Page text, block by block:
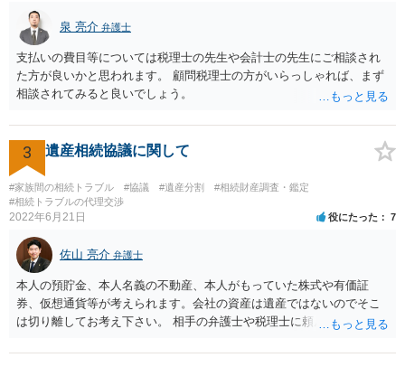
ば、まずそれを書くとよいです。 次に「申立ての理由」のところに、
なぜ調停を申し立てたのか(例えば、あかささんと話合いが出来ない／
決裂した、など)や亡くなった方・あかささん・お姉さん間の事情やい
きさつなどが書かれていると思うので、あかささんから見てそれは違
うと感じるところは、どのように違うのか、など書くとよいです。 そ
の他、お姉さんの申立書には書かれていないけど、どのように遺産を
った等)、それも書くとよいです。 書かない方が良いと思うことは、遺
産分割に関係ない(と思われる)いきさつを沢山盛り込むことだと考えま
す(あくまで遺産分割に関係することに留める方が、裁判所や調停委員
の方に事情を理解してもらいやすいと思います)。
泉 亮介 弁護士
支払いの費目等については税理士の先生や会計士の先生にご相談され
た方が良いかと思われます。 顧問税理士の方がいらっしゃれば、まず
相談されてみると良いでしょう。
3 遺産相続協議に関して
#家族間の相続トラブル #協議 #遺産分割
#相続財産調査・鑑定
#相続トラブルの代理交渉
2022年6月21日 役にたった 7
佐山 亮介 弁護士
本人の預貯金、本人名義の不動産、本人がもっていた株式や有価証
券、仮想通貨等が考えられます。会社の資産は遺産ではないのでそこ
は切り離してお考え下さい。 相手の弁護士や税理士に頼んでも守秘義
意に開示を求め、応じなければ「調査嘱託」という手続きを使って銀